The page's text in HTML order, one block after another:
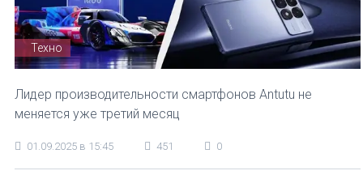
Техно
Лидер производительности смартфонов Antutu не
меняется уже третий месяц
01.09.2025 в 15:45 451 0